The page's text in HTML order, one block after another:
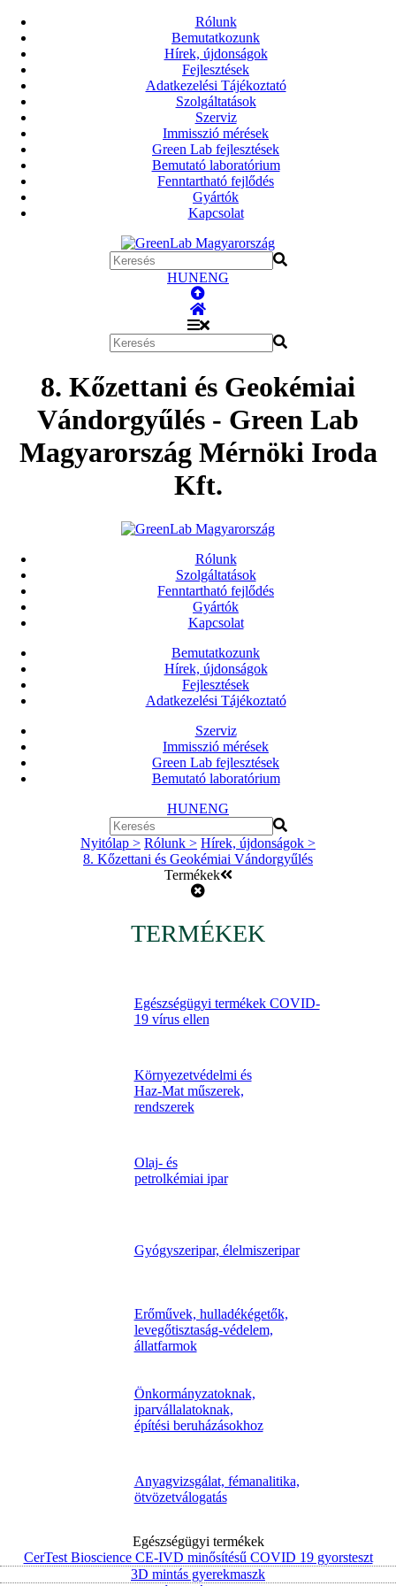
Rólunk
Bemutatkozunk
Hírek, újdonságok
Fejlesztések
Adatkezelési Tájékoztató
Szolgáltatások
Szerviz
Immisszió mérések
Green Lab fejlesztések
Bemutató laboratórium
Fenntartható fejlődés
Gyártók
Kapcsolat
HUNENG
8. Kőzettani és Geokémiai
Vándorgyűlés - Green Lab
Magyarország Mérnöki Iroda
Kft.
Rólunk
Szolgáltatások
Fenntartható fejlődés
Gyártók
Kapcsolat
Bemutatkozunk
Hírek, újdonságok
Fejlesztések
Adatkezelési Tájékoztató
Szerviz
Immisszió mérések
Green Lab fejlesztések
Bemutató laboratórium
HUNENG
Nyitólap > Rólunk > Hírek, újdonságok >
8. Kőzettani és Geokémiai Vándorgyűlés
Termékek
TERMÉKEK
Egészségügyi termékek COVID-
19 vírus ellen
Környezetvédelmi és
Haz-Mat műszerek,
rendszerek
Olaj- és
petrolkémiai ipar
Gyógyszeripar, élelmiszeripar
Erőművek, hulladékégetők,
levegőtisztaság-védelem,
állatfarmok
Önkormányzatoknak,
iparvállalatoknak,
építési beruházásokhoz
Anyagvizsgálat, fémanalitika,
ötvözetválogatás
Egészségügyi termékek
CerTest Bioscience CE-IVD minősítésű COVID 19 gyorsteszt
3D mintás gyerekmaszk